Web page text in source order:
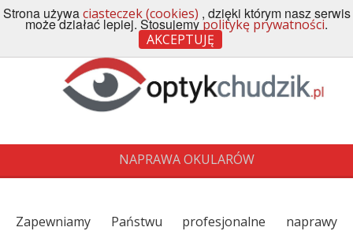
Menu
NAPRAWA OKULARÓW
Zapewniamy Państwu profesjonalne naprawy
Strona używaciasteczek (cookies) , dzięki którym nasz serwis
może działać lepiej. Stosujemypolitykę prywatności.
AKCEPTUJĘ